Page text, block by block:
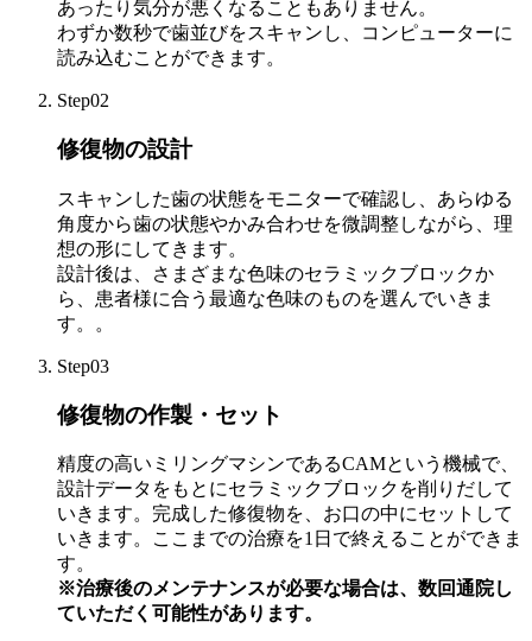
あったり気分が悪くなることもありません。
わずか数秒で歯並びをスキャンし、コンピューターに
読み込むことができます。
Step02
修復物の設計
スキャンした歯の状態をモニターで確認し、あらゆる
角度から歯の状態やかみ合わせを微調整しながら、理
想の形にしてきます。
設計後は、さまざまな色味のセラミックブロックか
ら、患者様に合う最適な色味のものを選んでいきま
す。。
Step03
修復物の作製・セット
精度の高いミリングマシンであるCAMという機械で、
設計データをもとにセラミックブロックを削りだして
いきます。完成した修復物を、お口の中にセットして
いきます。ここまでの治療を1日で終えることができま
す。
※治療後のメンテナンスが必要な場合は、数回通院し
ていただく可能性があります。